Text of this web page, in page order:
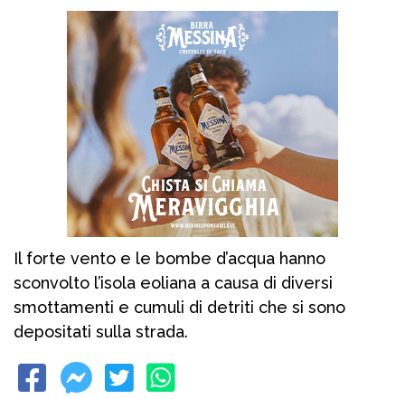
Il forte vento e le bombe d’acqua hanno
sconvolto l’isola eoliana a causa di diversi
smottamenti e cumuli di detriti che si sono
depositati sulla strada.